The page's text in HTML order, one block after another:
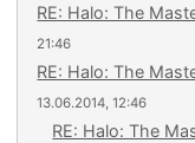
RE: Halo: The
21:46
RE: Halo: The
13.06.2014, 12:46
RE: Halo: The